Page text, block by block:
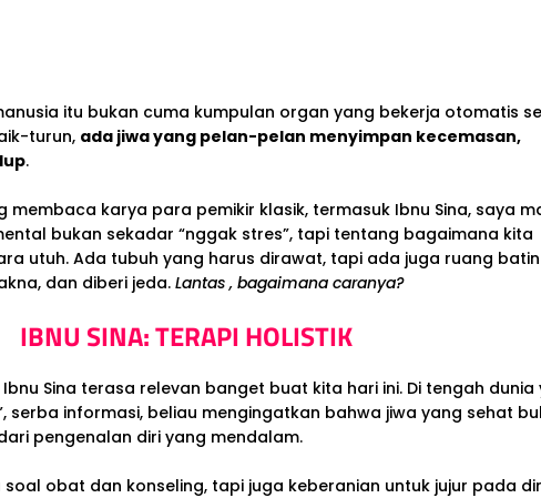
itu bukan cuma kumpulan organ yang bekerja otomatis
turun, ada jiwa yang pelan-pelan menyimpan kecemasan,
.
membaca karya para pemikir klasik, termasuk Ibnu Sina, saya
bukan sekadar “nggak stres”, tapi tentang bagaimana kita
utuh. Ada tubuh yang harus dirawat, tapi ada juga ruang
dan diberi jeda.Lantas , bagaimana caranya?
IBNU SINA: TERAPI HOLISTIK
Sina terasa relevan banget buat kita hari ini. Di tengah dunia
serba informasi, beliau mengingatkan bahwa jiwa yang sehat
pengenalan diri yang mendalam.
obat dan konseling, tapi juga keberanian untuk jujur pada